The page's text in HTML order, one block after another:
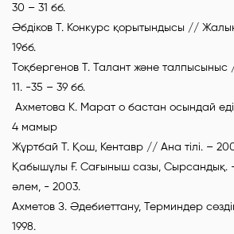
30 – 31 бб.
Әбдіков Т. Конкурс қорытындысы //
19бб.
Тоқбергенов Т. Талант және
11. -35 – 39 бб.
Ахметова К. Марат о бастан осындай
4 мамыр
Жұртбай Т. Қош, Кентавр // Ана тілі. –
Қабышұлы Ғ. Сағыныш сазы, Сырсандық.
әлем, - 2003.
Ахметов З. Әдебиеттану, Терминдер
1998.